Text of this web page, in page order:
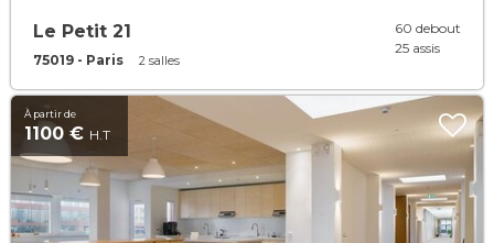
Le Petit 21
75019 - Paris 2 salles
60 debout
25 assis
À partir de
1100 € H.T